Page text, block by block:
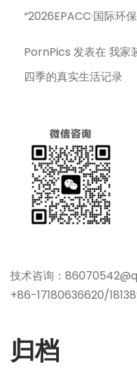
“2026EPACC·国际环
PornPics 发表在我家
四季的真实生活记录
技术咨询：
+86-17180636620/
归档